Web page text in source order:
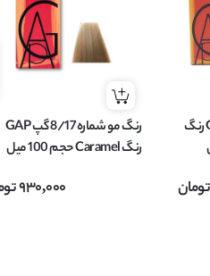
رنگ مو شماره 7/1 گپ GAP رنگ
تومان
رنگ مو شماره 8/17 گپ GAP
رنگ Caramel حجم 100 میل
930,000